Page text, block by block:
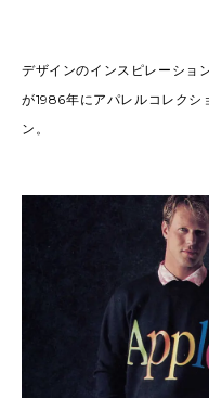
デザインのインスピレーショ
が1986年にアパレルコレクシ
ン。